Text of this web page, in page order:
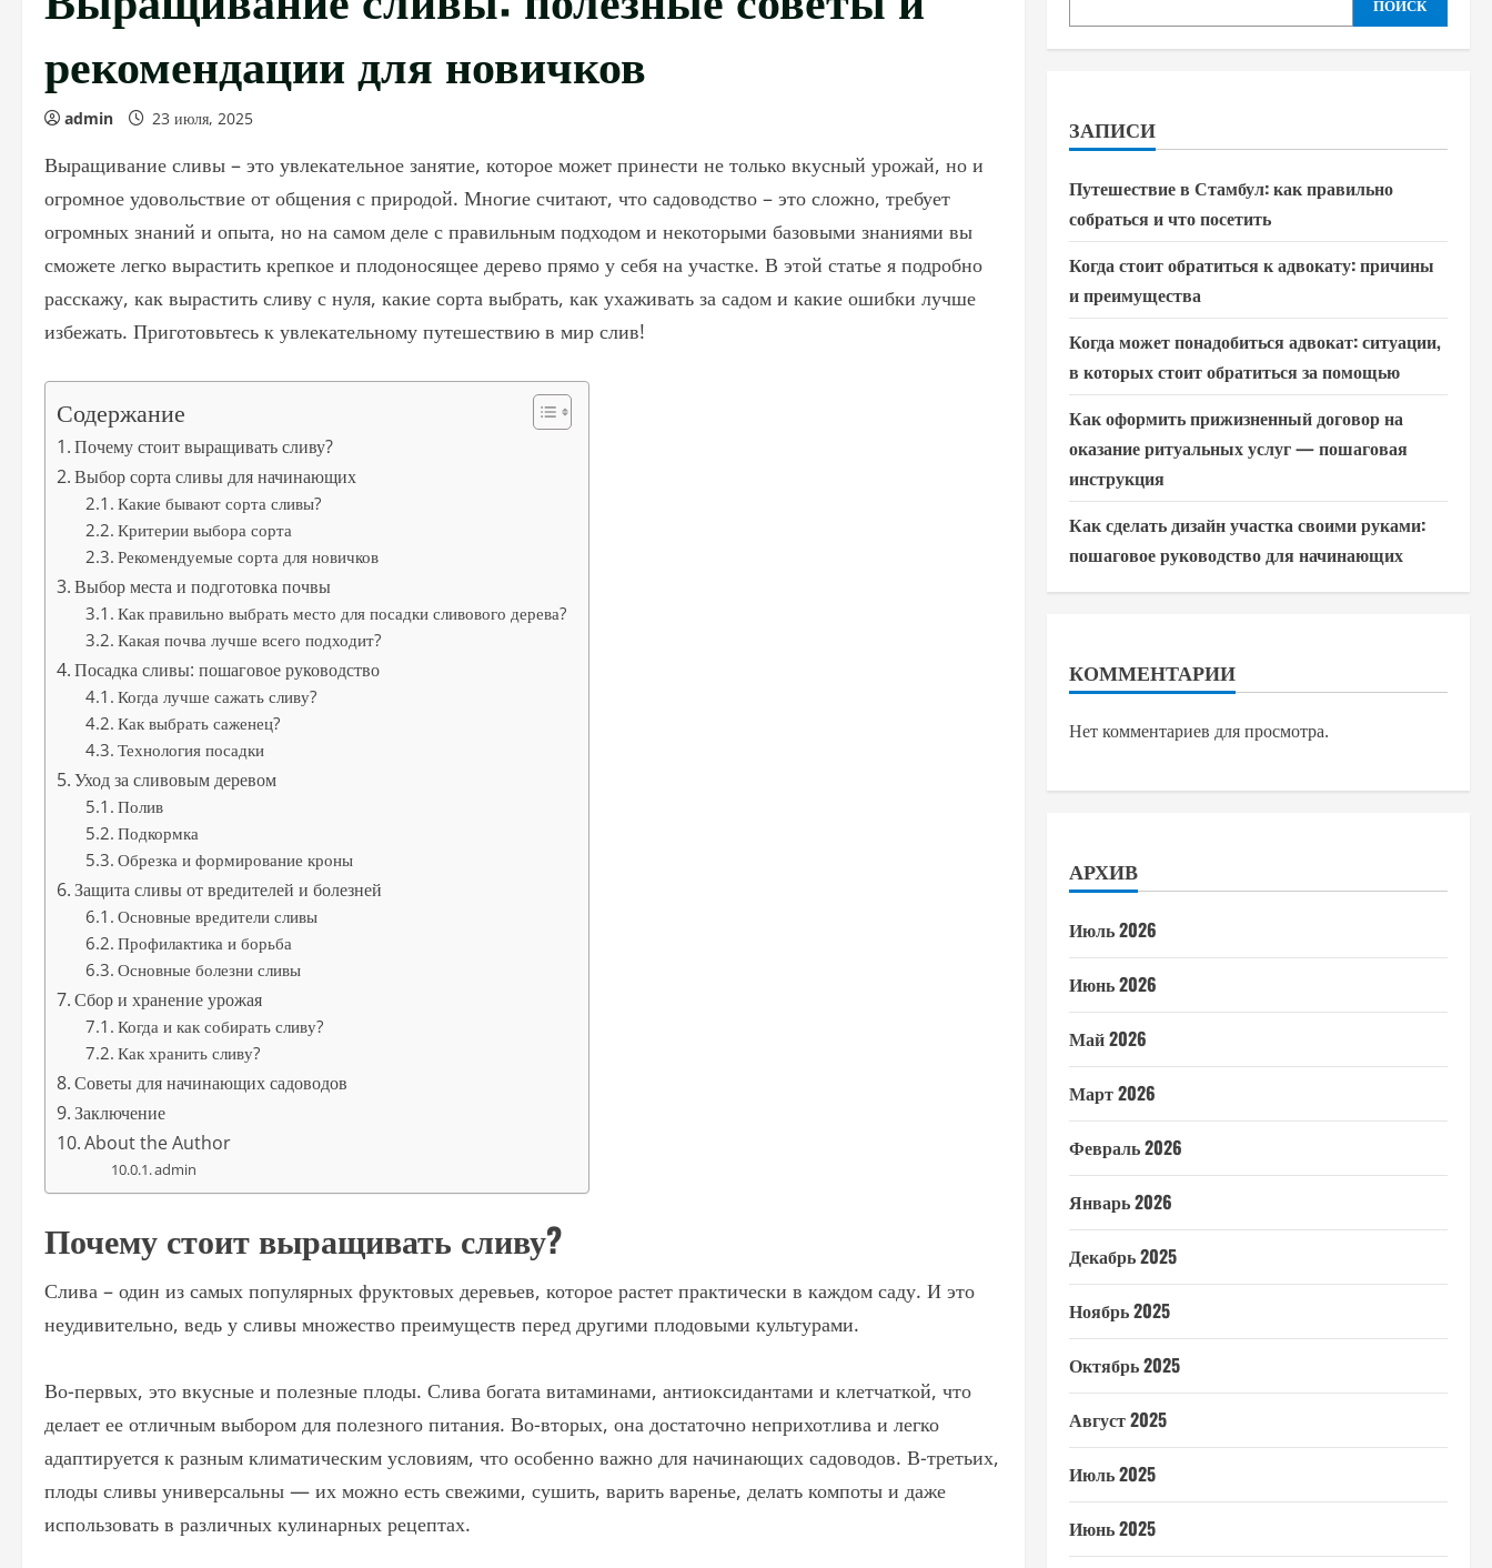
рекомендации для новичков
admin 23 июля, 2025
Выращивание сливы – это увлекательное занятие, которое может принести не только вкусный урожай, но и
огромное удовольствие от общения с природой. Многие считают, что садоводство – это сложно, требует
огромных знаний и опыта, но на самом деле с правильным подходом и некоторыми базовыми знаниями вы
сможете легко вырастить крепкое и плодоносящее дерево прямо у себя на участке. В этой статье я подробно
расскажу, как вырастить сливу с нуля, какие сорта выбрать, как ухаживать за садом и какие ошибки лучше
избежать. Приготовьтесь к увлекательному путешествию в мир слив!
Содержание
Почему стоит выращивать сливу?
Выбор сорта сливы для начинающих
Какие бывают сорта сливы?
Критерии выбора сорта
Рекомендуемые сорта для новичков
Выбор места и подготовка почвы
Как правильно выбрать место для посадки сливового дерева?
Какая почва лучше всего подходит?
Посадка сливы: пошаговое руководство
Когда лучше сажать сливу?
Как выбрать саженец?
Технология посадки
Уход за сливовым деревом
Полив
Подкормка
Обрезка и формирование кроны
Защита сливы от вредителей и болезней
Основные вредители сливы
Профилактика и борьба
Основные болезни сливы
Сбор и хранение урожая
Когда и как собирать сливу?
Как хранить сливу?
Советы для начинающих садоводов
Заключение
About the Author
admin
Почему стоит выращивать сливу?
Слива – один из самых популярных фруктовых деревьев, которое растет практически в каждом саду. И это
неудивительно, ведь у сливы множество преимуществ перед другими плодовыми культурами.
Во-первых, это вкусные и полезные плоды. Слива богата витаминами, антиоксидантами и клетчаткой, что
делает ее отличным выбором для полезного питания. Во-вторых, она достаточно неприхотлива и легко
адаптируется к разным климатическим условиям, что особенно важно для начинающих садоводов. В-третьих,
плоды сливы универсальны — их можно есть свежими, сушить, варить варенье, делать компоты и даже
использовать в различных кулинарных рецептах.
ПОИСК
ЗАПИСИ
Путешествие в Стамбул: как правильно
собраться и что посетить
Когда стоит обратиться к адвокату: причины
и преимущества
Когда может понадобиться адвокат: ситуации,
в которых стоит обратиться за помощью
Как оформить прижизненный договор на
оказание ритуальных услуг — пошаговая
инструкция
Как сделать дизайн участка своими руками:
пошаговое руководство для начинающих
КОММЕНТАРИИ
Нет комментариев для просмотра.
АРХИВ
Июль 2026
Июнь 2026
Май 2026
Март 2026
Февраль 2026
Январь 2026
Декабрь 2025
Ноябрь 2025
Октябрь 2025
Август 2025
Июль 2025
Июнь 2025